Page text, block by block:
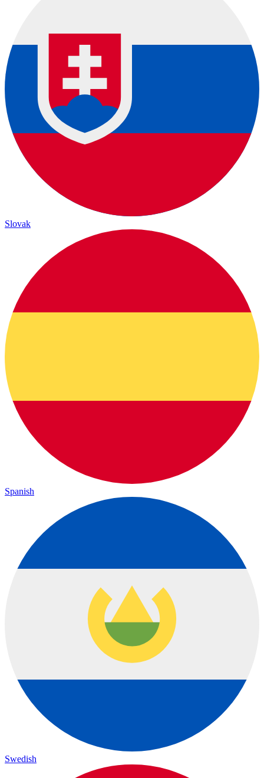
Slovak
Spanish
Swedish